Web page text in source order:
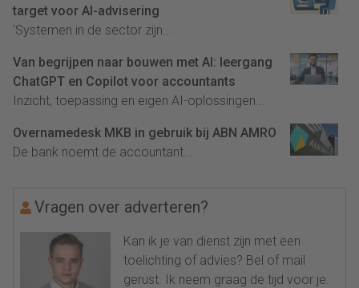
target voor AI-advisering
'Systemen in de sector zijn...
Van begrijpen naar bouwen met AI: leergang
ChatGPT en Copilot voor accountants
Inzicht, toepassing en eigen AI-oplossingen...
Overnamedesk MKB in gebruik bij ABN AMRO
De bank noemt de accountant...
Vragen over adverteren?
Kan ik je van dienst zijn met een
toelichting of advies? Bel of mail
gerust. Ik neem graag de tijd voor je.